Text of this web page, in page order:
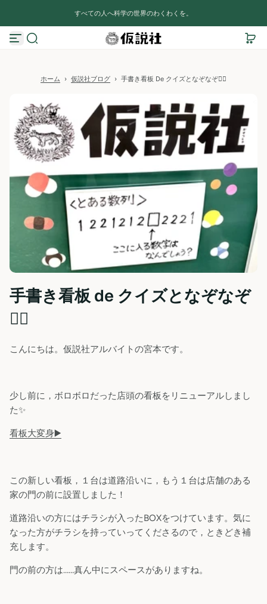
コンテンツへスキップすべての人へ科学の世界のわくわくを。
ホーム › 仮説社ブログ › 手書き看板 De クイズとなぞなぞ🕵️‍♀️
手書き看板 de クイズとなぞなぞ
🕵️‍♀️
こんにちは。仮説社アルバイトの宮本です。
少し前に，ボロボロだった店頭の看板をリニューアルしまし
た✨
看板大変身▶️
この新しい看板，１台は道路沿いに，もう１台は店舗のある
家の門の前に設置しました！
道路沿いの方にはチラシが入ったBOXをつけています。気に
なった方がチラシを持っていってくださるので，ときどき補
充します。
門の前の方は……真ん中にスペースがありますね。